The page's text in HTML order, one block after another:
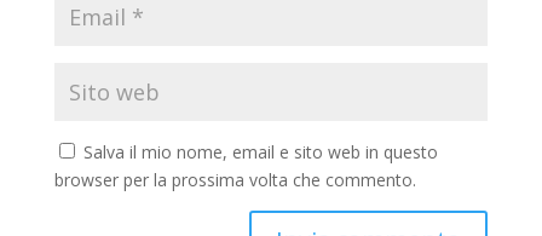
Salva il mio nome, email e sito web in questo
browser per la prossima volta che commento.